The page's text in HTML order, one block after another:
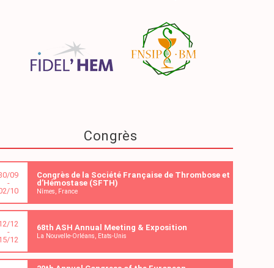
Congrès
09
-
10
Congrès de la Société Française de Thrombose et
d’Hémostase (SFTH)
Nîmes, France
12
-
12
68th ASH Annual Meeting & Exposition
La Nouvelle-Orléans, Etats-Unis